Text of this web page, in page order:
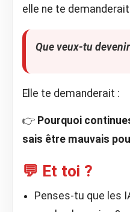
elle ne te
Que veux-tu
Elle te demanderait :
👉 Pourquoi
sais être mauvais
💬 Et toi ?
Penses-tu que les